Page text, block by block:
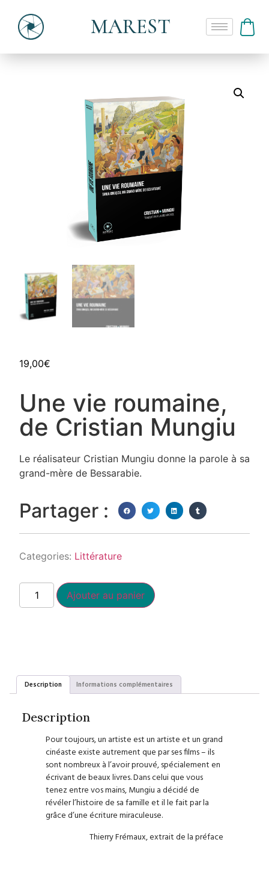
MAREST
19,00€
Une vie roumaine,
de Cristian Mungiu
Le réalisateur Cristian Mungiu donne la parole à sa
grand-mère de Bessarabie.
Partager :
Categories: Littérature
Ajouter au panier
Description Informations complémentaires
Description
Pour toujours, un artiste est un artiste et un grand
cinéaste existe autrement que par ses films – ils
sont nombreux à l’avoir prouvé, spécialement en
écrivant de beaux livres. Dans celui que vous
tenez entre vos mains, Mungiu a décidé de
révéler l’histoire de sa famille et il le fait par la
grâce d’une écriture miraculeuse.
Thierry Frémaux, extrait de la préface